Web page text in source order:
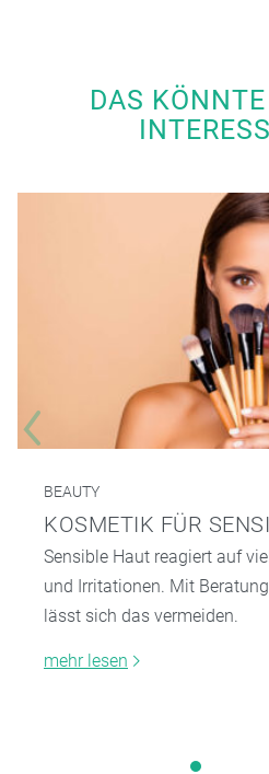
DAS
BEAUTY
KOSMETIK FÜR
Sensible Haut reagiert auf
und Irritationen. Mit
lässt sich das vermeiden.
mehr lesen